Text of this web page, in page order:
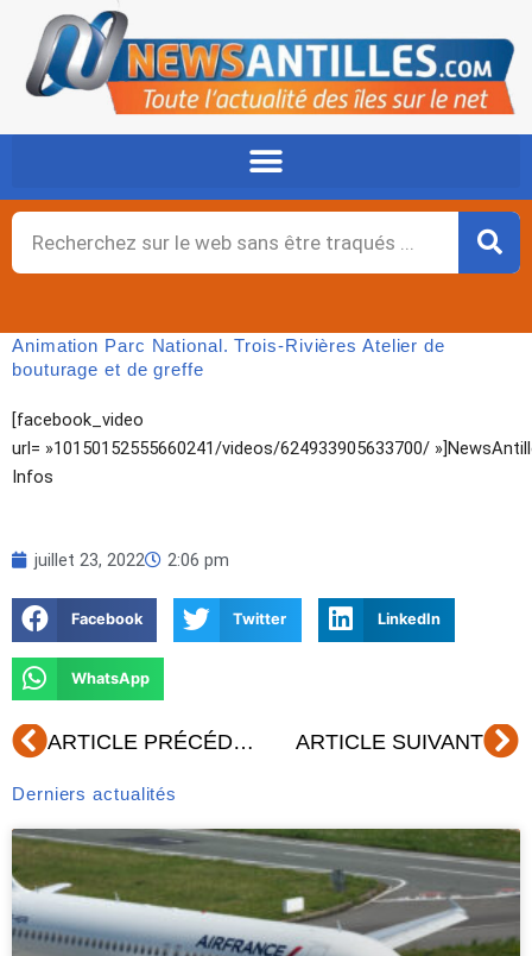
contenu
Rechercher
Animation Parc National. Trois-Rivières Atelier de
bouturage et de greffe
[facebook_video
url= »10150152555660241/videos/624933905633700/
Infos
juillet 23, 2022 2:06 pm
Facebook Twitter LinkedIn
WhatsApp
Précédent ARTICLE PRÉCÉDENT ARTICLE SUIVANT
Derniers actualités